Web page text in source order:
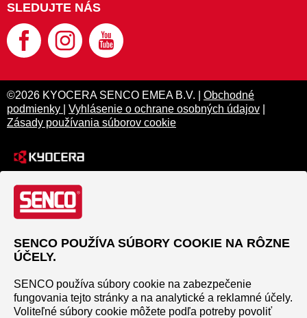
SLEDUJTE NÁS
©2026 KYOCERA SENCO EMEA B.V. | Obchodné
podmienky
Vyhlásenie o ochrane osobných údajov
Zásady používania súborov cookie
SENCO POUŽÍVA SÚBORY COOKIE NA RÔZNE
ÚČELY.
SENCO používa súbory cookie na zabezpečenie
fungovania tejto stránky a na analytické a reklamné účely.
Voliteľné súbory cookie môžete podľa potreby povoliť